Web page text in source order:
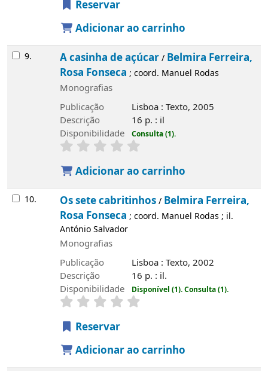
Reservar
Adicionar ao carrinho
9. A casinha de açúcar/ Belmira Ferreira,
Rosa Fonseca ; coord. Manuel Rodas
Monografias
Publicação
Lisboa : Texto, 2005
Descrição
16 p. : il
Disponibilidade
Consulta (1).
Adicionar ao carrinho
10. Os sete cabritinhos/ Belmira Ferreira,
Rosa Fonseca ; coord. Manuel Rodas ; il.
António Salvador
Monografias
Publicação
Lisboa : Texto, 2002
Descrição
16 p. : il.
Disponibilidade
Disponível (1).Consulta (1).
Reservar
Adicionar ao carrinho